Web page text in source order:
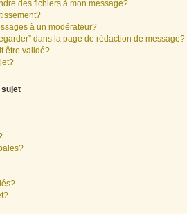
des fichiers à mon message?
à un modérateur?
dans la page de rédaction de message?
être validé?
sujet